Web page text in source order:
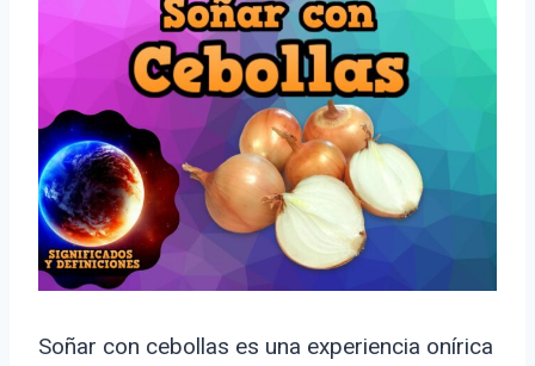
Soñar con cebollas es una experiencia onírica